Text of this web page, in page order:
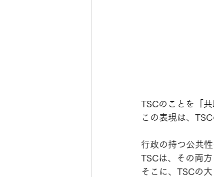
TSCのことを「
この表現は、
行政の持つ公共
TSCは、その両方
そこに、TSCの